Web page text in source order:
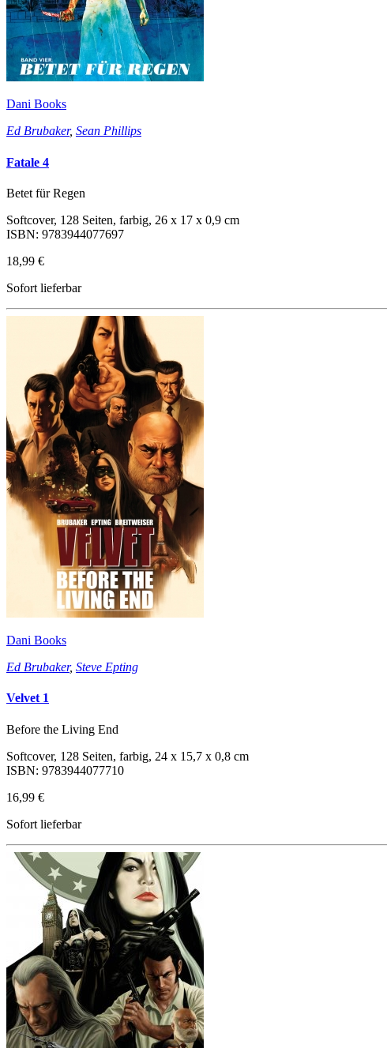
Dani Books
Ed Brubaker, Sean Phillips
Fatale 4
Betet für Regen
Softcover, 128 Seiten, farbig, 26 x 17 x 0,9 cm
ISBN: 9783944077697
18,99 €
Sofort lieferbar
Dani Books
Ed Brubaker, Steve Epting
Velvet 1
Before the Living End
Softcover, 128 Seiten, farbig, 24 x 15,7 x 0,8 cm
ISBN: 9783944077710
16,99 €
Sofort lieferbar